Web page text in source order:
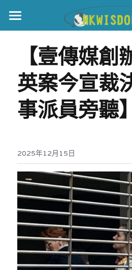
主頁
世界盃
伊美戰爭
黎智英案
美西媒體謊言實錄
宏福‧革新
宏福苑聽證會
宏福火災正視聽
記錄．宏福苑火災
港聞
中國
國際
娛樂
反華推手你要知
【壹傳媒創
英案今宣裁
事派員旁聽】
2025年12月15日